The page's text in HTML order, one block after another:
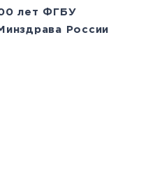
лет ФГБУ
России